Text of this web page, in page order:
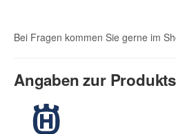
Bei Fragen kommen Sie gerne im
Angaben zur